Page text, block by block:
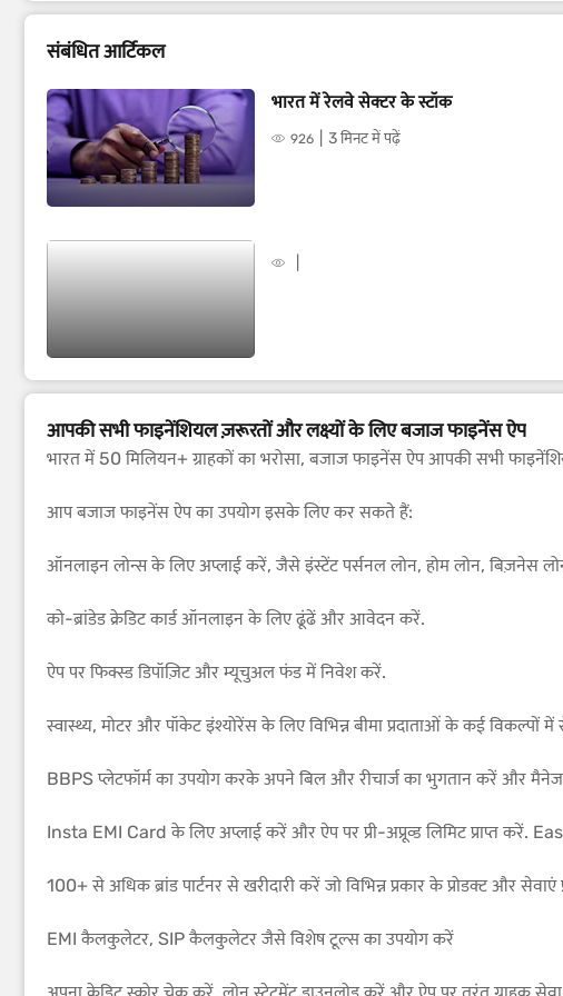
संबंधित आर्टिकल
भारत में रेलवे सेक्टर के स्टॉक
926 3 मिनट में पढ़ें
आपकी सभी फाइनेंशियल ज़रूरतों और लक्ष्यों के लिए बजाज फाइनेंस ऐप
भारत में 50 मिलियन+ ग्राहकों का भरोसा, बजाज फाइनेंस ऐप आपकी सभी
आप बजाज फाइनेंस ऐप का उपयोग इसके लिए कर सकते हैं:
ऑनलाइन लोन्स के लिए अप्लाई करें, जैसे इंस्टेंट पर्सनल लोन, होम लोन, बिज़नेस
को-ब्रांडेड क्रेडिट कार्ड ऑनलाइन के लिए ढूंढें और आवेदन करें.
ऐप पर फिक्स्ड डिपॉज़िट और म्यूचुअल फंड में निवेश करें.
स्वास्थ्य, मोटर और पॉकेट इंश्योरेंस के लिए विभिन्न बीमा प्रदाताओं के कई विकल्पों
BBPS प्लेटफॉर्म का उपयोग करके अपने बिल और रीचार्ज का भुगतान करें और
Insta EMI Card के लिए अप्लाई करें और ऐप पर प्री-अप्रूव्ड लिमिट प्राप्त करें.
100+ से अधिक ब्रांड पार्टनर से खरीदारी करें जो विभिन्न प्रकार के प्रोडक्ट और सेवाएं
EMI कैलकुलेटर, SIP कैलकुलेटर जैसे विशेष टूल्स का उपयोग करें